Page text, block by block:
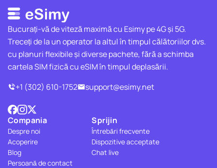
Bucurați-vă de viteză maximă cu Esimy pe 4G și 5G.
Treceți de la un operator la altul în timpul călătoriilor dvs.
cu planuri flexibile și diverse pachete, fără a schimba
cartela SIM fizică cu eSIM în timpul deplasării.
+1 (302) 610-1752
support@esimy.net
Compania
Despre noi
Acoperire
Blog
Persoană de contact
Sprijin
Întrebări frecvente
Dispozitive acceptate
Chat live